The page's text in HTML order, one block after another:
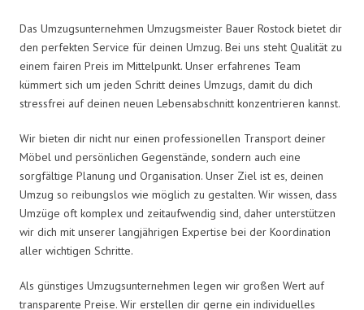
Das Umzugsunternehmen Umzugsmeister Bauer Rostock bietet dir
den perfekten Service für deinen Umzug. Bei uns steht Qualität zu
einem fairen Preis im Mittelpunkt. Unser erfahrenes Team
kümmert sich um jeden Schritt deines Umzugs, damit du dich
stressfrei auf deinen neuen Lebensabschnitt konzentrieren kannst.
Wir bieten dir nicht nur einen professionellen Transport deiner
Möbel und persönlichen Gegenstände, sondern auch eine
sorgfältige Planung und Organisation. Unser Ziel ist es, deinen
Umzug so reibungslos wie möglich zu gestalten. Wir wissen, dass
Umzüge oft komplex und zeitaufwendig sind, daher unterstützen
wir dich mit unserer langjährigen Expertise bei der Koordination
aller wichtigen Schritte.
Als günstiges Umzugsunternehmen legen wir großen Wert auf
transparente Preise. Wir erstellen dir gerne ein individuelles